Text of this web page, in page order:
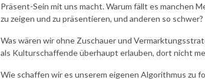
Präsent-Sein mit uns macht. Warum fällt es manchen
zu zeigen und zu präsentieren, und anderen so schwer?
Was wären wir ohne Zuschauer und
als Kulturschaffende überhaupt erlauben, dort nicht
Wie schaffen wir es unserem eigenen Algorithmus zu